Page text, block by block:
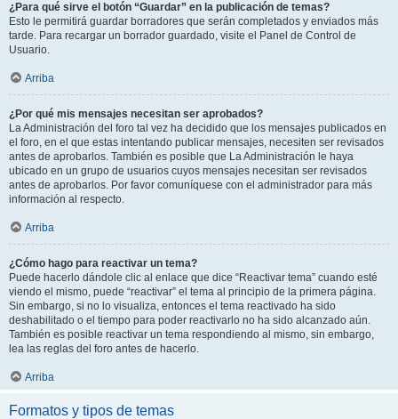
¿Para qué sirve el botón “Guardar” en la publicación de temas?
Esto le permitirá guardar borradores que serán completados y enviados más
tarde. Para recargar un borrador guardado, visite el Panel de Control de
Usuario.
Arriba
¿Por qué mis mensajes necesitan ser aprobados?
La Administración del foro tal vez ha decidido que los mensajes publicados en
el foro, en el que estas intentando publicar mensajes, necesiten ser revisados
antes de aprobarlos. También es posible que La Administración le haya
ubicado en un grupo de usuarios cuyos mensajes necesitan ser revisados
antes de aprobarlos. Por favor comuníquese con el administrador para más
información al respecto.
Arriba
¿Cómo hago para reactivar un tema?
Puede hacerlo dándole clic al enlace que dice “Reactivar tema” cuando esté
viendo el mismo, puede “reactivar” el tema al principio de la primera página.
Sin embargo, si no lo visualiza, entonces el tema reactivado ha sido
deshabilitado o el tiempo para poder reactivarlo no ha sido alcanzado aún.
También es posible reactivar un tema respondiendo al mismo, sin embargo,
lea las reglas del foro antes de hacerlo.
Arriba
Formatos y tipos de temas